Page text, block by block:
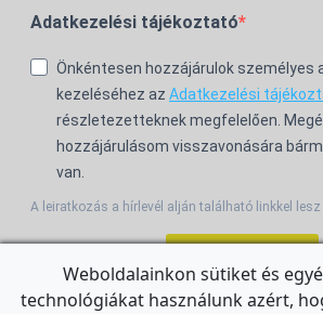
Adatkezelési tájékoztató
Önkéntesen hozzájárulok személyes
kezeléséhez az Adatkezelési
részletezetteknek megfelelően.
hozzájárulásom visszavonására
van.
A leiratkozás a hírlevél alján található linkkel lesz
Weboldalainkon sütiket és
technológiákat használunk azért,